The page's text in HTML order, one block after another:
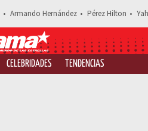
Armando Hernández Pérez Hilton
CELEBRIDADES TENDENCIAS